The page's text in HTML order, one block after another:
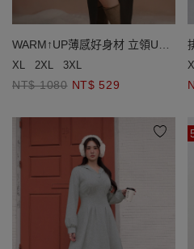
WARM↑UP薄感好身材 立領U型
鏤空開衩長袖發熱BRA長洋裝
XL 2XL 3XL
NT$ 1080 NT$ 529